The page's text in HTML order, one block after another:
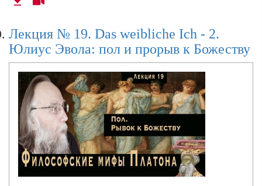
Лекция № 19. Das weibliche Ich - 2.
Юлиус Эвола: пол и прорыв к Божеству